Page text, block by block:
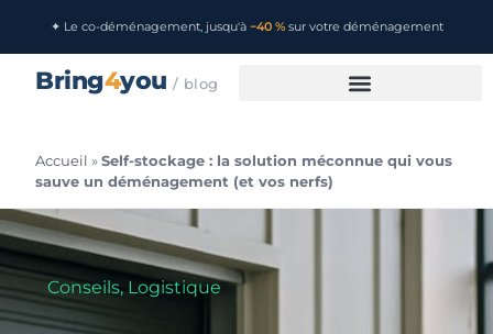
✦ Le co-déménagement, jusqu'à −40 %sur votre déménagement
Bring4you / blog
Accueil »Self-stockage : la solution méconnue qui vous
sauve un déménagement (et vos nerfs)
Conseils, Logistique